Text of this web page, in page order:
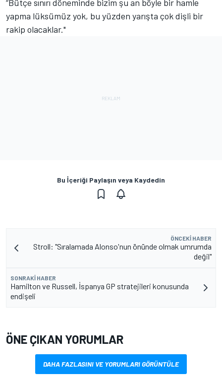
“Bütçe sınırı döneminde bizim şu an böyle bir hamle
yapma lüksümüz yok, bu yüzden yarışta çok dişli bir
rakip olacaklar."
Bu İçeriği Paylaşın veya Kaydedin
ÖNCEKI HABER
Stroll: "Sıralamada Alonso'nun önünde olmak umrumda
değil"
SONRAKI HABER
Hamilton ve Russell, İspanya GP stratejileri konusunda
endişeli
ÖNE ÇIKAN YORUMLAR
DAHA FAZLASINI VE YORUMLARI GÖRÜNTÜLE